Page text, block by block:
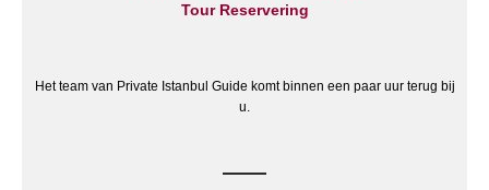
Tour Reservering
Het team van Private Istanbul Guide komt binnen een paar uur terug bij
u.